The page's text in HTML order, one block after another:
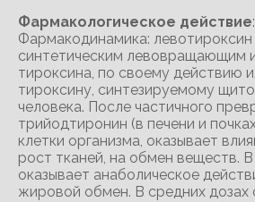
Фармакологическое действие:
Фармакодинамика: левотироксин
синтетическим левовращающим
тироксина, по своему действию
тироксину, синтезируемому
человека. После частичного
трийодтиронин (в печени и
клетки организма, оказывает
рост тканей, на обмен веществ.
оказывает анаболическое
жировой обмен. В средних дозах